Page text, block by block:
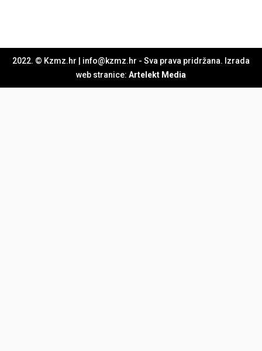
2022. © Kzmz.hr | info@kzmz.hr - Sva prava pridržana. Izrada
web stranice: Artelekt Media